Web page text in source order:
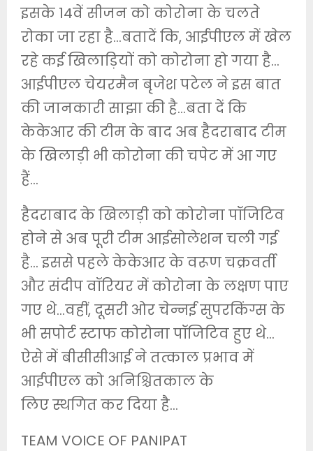
इसके 14वें सीजन को कोरोना के चलते
रोका जा रहा है…बतादें कि, आईपीएल में खेल
रहे कई खिलाड़ियों को कोरोना हो गया है…
आईपीएल चेयरमैन बृजेश पटेल ने इस बात
की जानकारी साझा की है…बता दें कि
केकेआर की टीम के बाद अब हैदराबाद टीम
के खिलाड़ी भी कोरोना की चपेट में आ गए
हैं…
हैदराबाद के खिलाड़ी को कोरोना पॉजिटिव
होने से अब पूरी टीम आईसोलेशन चली गई
है… इससे पहले केकेआर के वरूण चक्रवर्ती
और संदीप वॉरियर में कोरोना के लक्षण पाए
गए थे…वहीं, दूसरी ओर चेन्नई सुपरकिंग्स के
भी सपोर्ट स्टाफ कोरोना पॉजिटिव हुए थे…
ऐसे में बीसीसीआई ने तत्काल प्रभाव में
आईपीएल को अनिश्चितकाल के
लिए स्थगित कर दिया है…
TEAM VOICE OF PANIPAT